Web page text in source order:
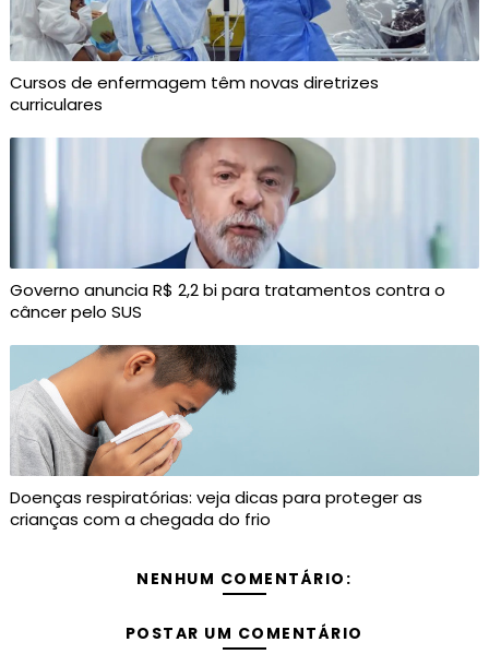
Cursos de enfermagem têm novas diretrizes
curriculares
Governo anuncia R$ 2,2 bi para tratamentos contra o
câncer pelo SUS
Doenças respiratórias: veja dicas para proteger as
crianças com a chegada do frio
NENHUM COMENTÁRIO:
POSTAR UM COMENTÁRIO